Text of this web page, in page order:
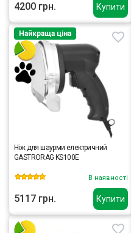
Купити
4200 грн.
Купити
Найкраща ціна
Ніж для шаурми електричний
GASTRORAG KS100E
В наявності
5117 грн.